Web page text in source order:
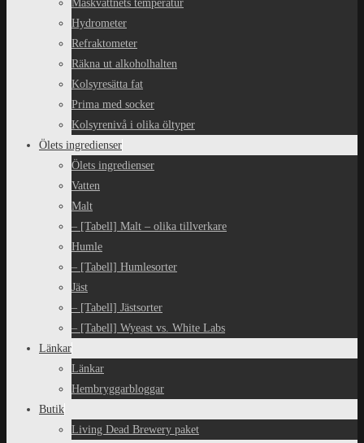
Mäskvattnets temperatur
Hydrometer
Refraktometer
Räkna ut alkoholhalten
Kolsyresätta fat
Prima med socker
Kolsyrenivå i olika öltyper
Ölets ingredienser
Ölets ingredienser
Vatten
Malt
– [Tabell] Malt – olika tillverkare
Humle
– [Tabell] Humlesorter
Jäst
– [Tabell] Jästsorter
– [Tabell] Wyeast vs. White Labs
Länkar
Länkar
Hembryggarbloggar
Butik
Living Dead Brewery paket